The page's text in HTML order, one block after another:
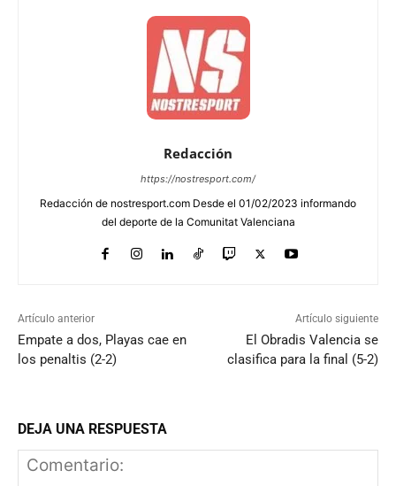
Redacción
https://nostresport.com/
Redacción de nostresport.com Desde el 01/02/2023 informando
del deporte de la Comunitat Valenciana
Artículo anterior
Empate a dos, Playas cae en
los penaltis (2-2)
Artículo siguiente
El Obradis Valencia se
clasifica para la final (5-2)
DEJA UNA RESPUESTA